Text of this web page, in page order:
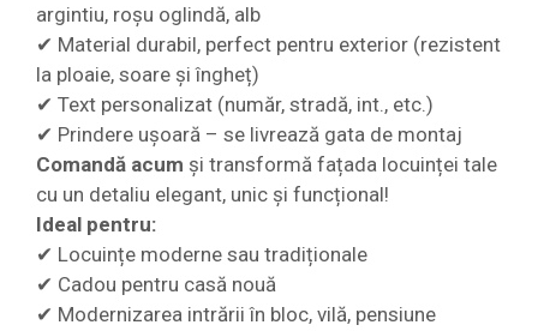
argintiu, roșu oglindă, alb
✔ Material durabil, perfect pentru exterior (rezistent
la ploaie, soare și îngheț)
✔ Text personalizat (număr, stradă, int., etc.)
✔ Prindere ușoară – se livrează gata de montaj
Comandă acum și transformă fațada locuinței tale
cu un detaliu elegant, unic și funcțional!
Ideal pentru:
✔ Locuințe moderne sau tradiționale
✔ Cadou pentru casă nouă
✔ Modernizarea intrării în bloc, vilă, pensiune